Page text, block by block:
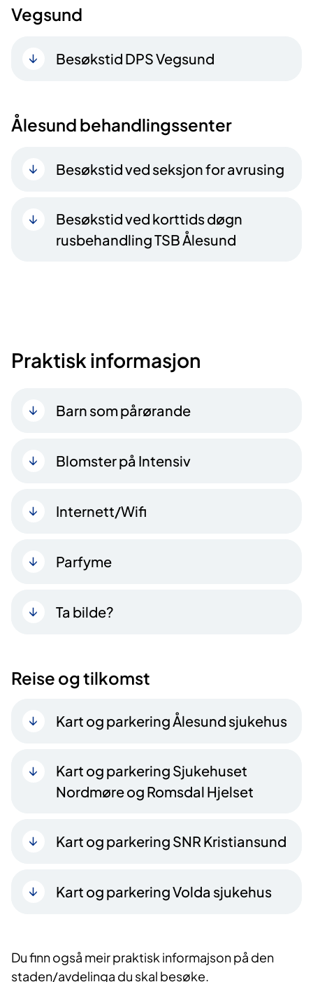
Vegsund
Besøkstid DPS Vegsund
Ålesund behandlingssenter
Besøkstid ved seksjon for avrusing
Besøkstid ved korttids døgn
rusbehandling TSB Ålesund
Praktisk informasjon
Barn som pårørande
Blomster på Intensiv
Internett/Wifi
Parfyme
Ta bilde?
Reise og tilkomst
Kart og parkering Ålesund sjukehus
Kart og parkering Sjukehuset
Nordmøre og Romsdal Hjelset
Kart og parkering SNR Kristiansund
Kart og parkering Volda sjukehus
Du finn også meir praktisk informajson på den
staden/avdelinga du skal besøke.